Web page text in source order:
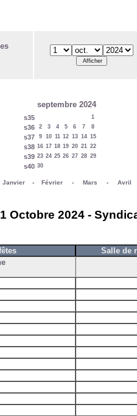
septembre 2024
s35 1
s36 2 3 4 5 6 7 8
s37 9 10 11 12 13 14 15
s38 16 17 18 19 20 21 22
s39 23 24 25 26 27 28 29
s40 30
Janvier- Février- Mars - Avril
Octobre 2024 -
Salle de